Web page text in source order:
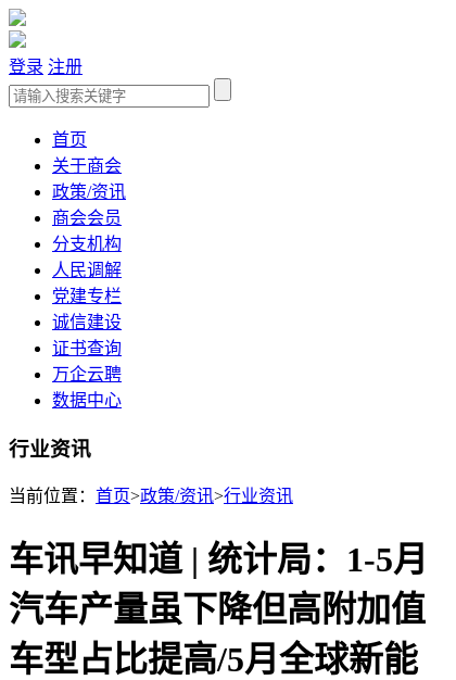
登录 注册
首页
关于商会
政策/资讯
商会会员
分支机构
人民调解
党建专栏
诚信建设
证书查询
万企云聘
数据中心
行业资讯
当前位置： 首页>政策/资讯>行业资讯
车讯早知道 | 统计局：1-5月
汽车产量虽下降但高附加值
车型占比提高/5月全球新能